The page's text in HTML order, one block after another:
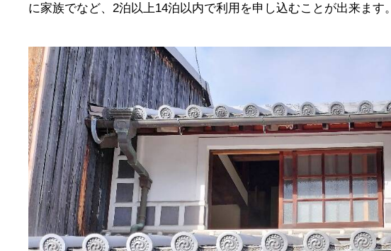
に家族でなど、2泊以上14泊以内で利用を申し込むことが出来ます。